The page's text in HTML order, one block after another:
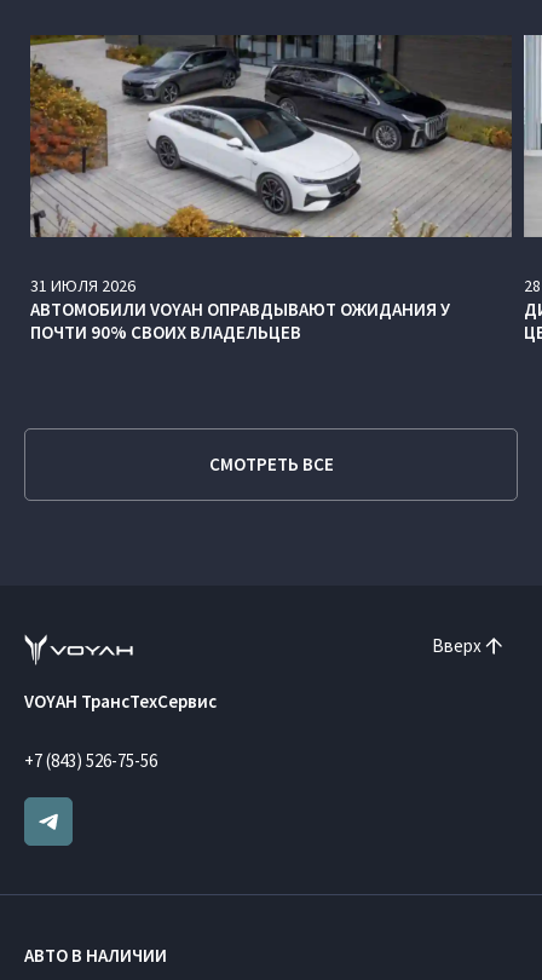
31 ИЮЛЯ 2026
АВТОМОБИЛИ VOYAH ОПРАВДЫВАЮТ ОЖИДАНИЯ У
ПОЧТИ 90% СВОИХ ВЛАДЕЛЬЦЕВ
28
СМОТРЕТЬ ВСЕ
Вверх
VOYAH ТрансТехСервис
+7 (843) 526-75-56
АВТО В НАЛИЧИИ